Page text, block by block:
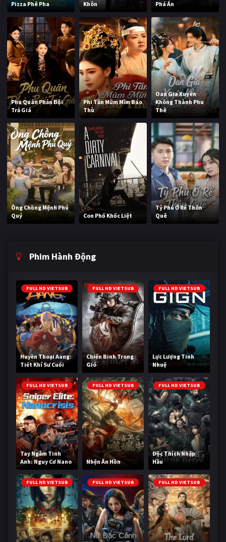
Pizza Phê Pha Khôn Phá Án
Phu Quân Phản Bội
Trả Giá
Phi Tần Mũm Mĩm Báo
Thù
Oan Gia Xuyên
Không Thành Phu
Thê
Ông Chồng Mệnh Phú
Quý
Con Phố Khốc Liệt
Tỷ Phú Ở Rể Thôn
Quê
Phim Hành Động
FULL HD VIETSUB
Huyền Thoại Aang:
Tiết Khí Sư Cuối
Cùng
FULL HD VIETSUB
Chiến Binh Trong
Gió
FULL HD VIETSUB
Lực Lượng Tinh
Nhuệ
FULL HD VIETSUB
Tay Ngắm Tinh
Anh: Nguy Cơ Nano
FULL HD VIETSUB
Nhện Ăn Hồn
FULL HD VIETSUB
Độc Thích Nhập
Hầu
FULL HD VIETSUB FULL HD VIETSUB FULL HD VIETSUB